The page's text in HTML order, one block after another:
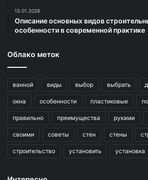
15.01.2026
Описание основных видов
особенности в современной практике
Облако меток
ванной виды выбор выбрать
окна особенности пластиковые
правильно преимущества руками
своими советы стен стены
строительство установить установка